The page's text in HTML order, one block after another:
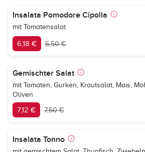
Insalata Pomodore Cipolla
mit Tomatensalat
6,18 € 6,50 €
Gemischter Salat
mit Tomaten, Gurken, Krautsalat, Mais,
Oliven
7,12 € 7,50 €
Insalata Tonno